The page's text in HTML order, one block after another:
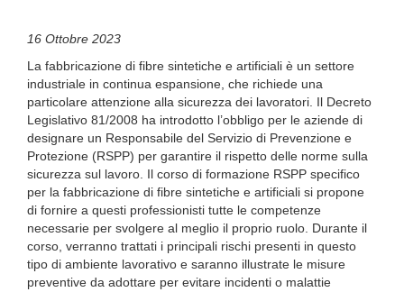
16 Ottobre 2023
La fabbricazione di fibre sintetiche e artificiali è un settore
industriale in continua espansione, che richiede una
particolare attenzione alla sicurezza dei lavoratori. Il Decreto
Legislativo 81/2008 ha introdotto l’obbligo per le aziende di
designare un Responsabile del Servizio di Prevenzione e
Protezione (RSPP) per garantire il rispetto delle norme sulla
sicurezza sul lavoro. Il corso di formazione RSPP specifico
per la fabbricazione di fibre sintetiche e artificiali si propone
di fornire a questi professionisti tutte le competenze
necessarie per svolgere al meglio il proprio ruolo. Durante il
corso, verranno trattati i principali rischi presenti in questo
tipo di ambiente lavorativo e saranno illustrate le misure
preventive da adottare per evitare incidenti o malattie